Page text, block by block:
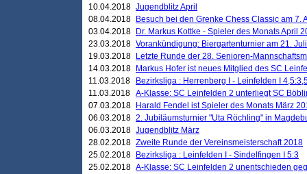
10.04.2018 Jugendblitz April
08.04.2018
Besuch bei den Grenke Chess Classic am 7.
03.04.2018
Dr. Markus Kottke - Spieler des Monats April
23.03.2018 Vorankündigung: Biergartenturnier am 21.
19.03.2018
Letzte Runde der 28. Senioren-
14.03.2018
Markus Hofer ist neues Mitglied des SC
11.03.2018
Bezirksliga : Herrenberg I - Leinfelden I
11.03.2018 A-Klasse: SC Leinfelden 2 unterliegt SC
07.03.2018
Harald Fendel ist Spieler des Monats März
06.03.2018 2. Jubiläumsturnier "Uta Röchling" in
06.03.2018 Jugendblitz März
28.02.2018 Zweite Runde der Vereinsmeisterschaft 2018
25.02.2018
Bezirksliga : Leinfelden I - Sindelfingen I 5:3
25.02.2018 A-Klasse: SC Leinfelden 2 unentschieden